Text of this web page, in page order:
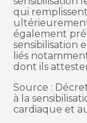
qui
également
sensibilisation
liés
dont ils
Source :
à la
cardiaque et